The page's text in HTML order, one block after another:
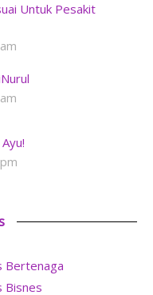
Untuk Pesakit
Bertenaga
Bisnes